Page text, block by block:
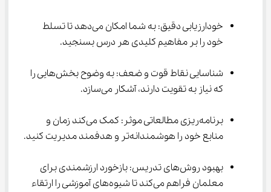
خودارزیابی دقیق: به شما امکان می‌دهد تا تسلط
خود را بر مفاهیم کلیدی هر درس بسنجید.
شناسایی نقاط قوت و ضعف: به وضوح بخش‌هایی را
که نیاز به تقویت دارند، آشکار می‌سازد.
برنامه‌ریزی مطالعاتی موثر: کمک می‌کند زمان و
منابع خود را هوشمندانه‌تر و هدفمند مدیریت کنید.
بهبود روش‌های تدریس: بازخورد ارزشمندی برای
معلمان فراهم می‌کند تا شیوه‌های آموزشی را ارتقاء